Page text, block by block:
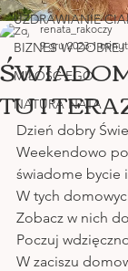
UZDRAWIANIE
BIZNES W
MIŁOŚĆ EGO
NATURA NATA
TU I
renata_rakoczy
9 gru 2023 1
Dzień dobry
Weekendowo
świadome bycie
W tych
Zobacz w nich
Poczuj
W zaciszu